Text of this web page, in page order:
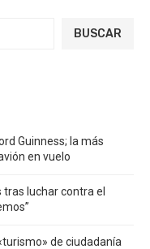
BUSCAR
Guinness; la más
en vuelo
luchar contra el
de ciudadanía